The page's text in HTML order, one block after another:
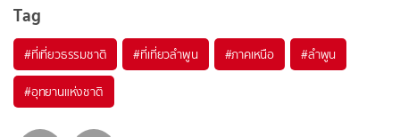
Tag
#ที่เที่ยวธรรมชาติ #ที่เที่ยวลำพูน #ภาคเหนือ #ลำพูน
#อุทยานแห่งชาติ